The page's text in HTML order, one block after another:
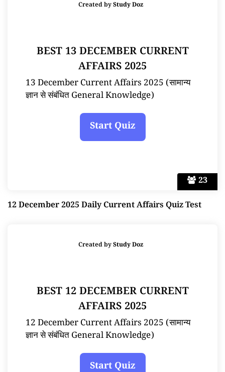
23
Created byStudy Doz
BEST 13 DECEMBER CURRENT
AFFAIRS 2025
13 December Current Affairs 2025 (सामान्य
ज्ञान से संबंधित General Knowledge)
12 December 2025 Daily Current Affairs Quiz Test
Created byStudy Doz
BEST 12 DECEMBER CURRENT
AFFAIRS 2025
12 December Current Affairs 2025 (सामान्य
ज्ञान से संबंधित General Knowledge)